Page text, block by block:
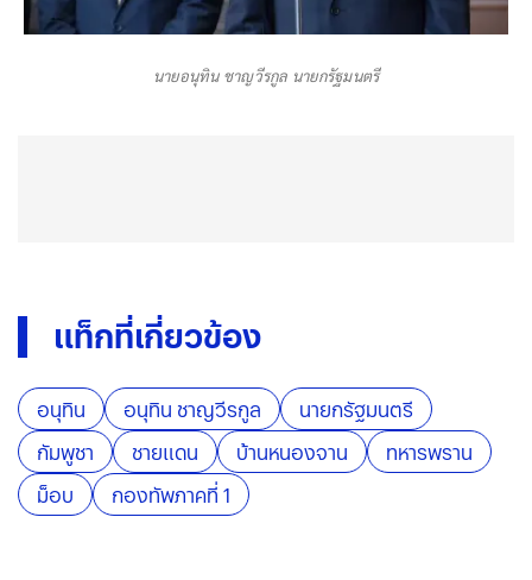
นายอนุทิน ชาญวีรกูล นายกรัฐมนตรี
แท็กที่เกี่ยวข้อง
อนุทิน อนุทิน ชาญวีรกูล
นายกรัฐมนตรี
กัมพูชา
ชายแดน บ้านหนองจาน
ทหารพราน
ม็อบ
กองทัพภาคที่ 1